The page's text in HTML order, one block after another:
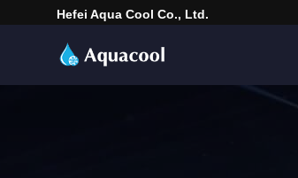
Hefei Aqua Cool Co., Ltd.